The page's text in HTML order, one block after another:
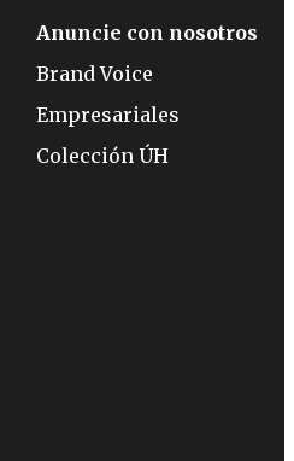
Anuncie con nosotros
Brand Voice
Empresariales
Colección ÚH